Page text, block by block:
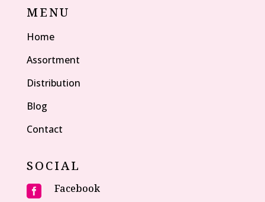
MENU
Home
Assortment
Distribution
Blog
Contact
SOCIAL
 Facebook